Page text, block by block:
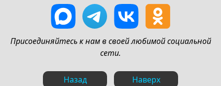
Присоединяйтесь к нам в своей любимой социальной
сети.
Назад Наверх